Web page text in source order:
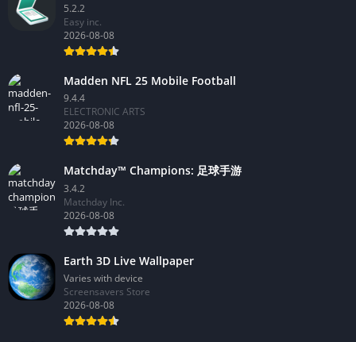
5.2.2
Easy inc.
2026-08-08
Madden NFL 25 Mobile Football
9.4.4
ELECTRONIC ARTS
2026-08-08
Matchday™ Champions: 足球手游
3.4.2
Matchday Inc.
2026-08-08
Earth 3D Live Wallpaper
Varies with device
Screensavers Store
2026-08-08